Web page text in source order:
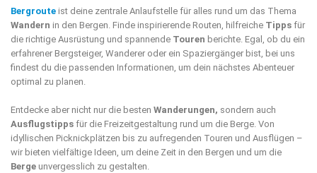
Bergroute ist deine zentrale Anlaufstelle für alles rund um das Thema
Wandern in den Bergen. Finde inspirierende Routen, hilfreiche Tipps für
die richtige Ausrüstung und spannende Touren berichte. Egal, ob du ein
erfahrener Bergsteiger, Wanderer oder ein Spaziergänger bist, bei uns
findest du die passenden Informationen, um dein nächstes Abenteuer
optimal zu planen.
Entdecke aber nicht nur die besten Wanderungen, sondern auch
Ausflugstipps für die Freizeitgestaltung rund um die Berge. Von
idyllischen Picknickplätzen bis zu aufregenden Touren und Ausflügen –
wir bieten vielfältige Ideen, um deine Zeit in den Bergen und um die
Berge unvergesslich zu gestalten.